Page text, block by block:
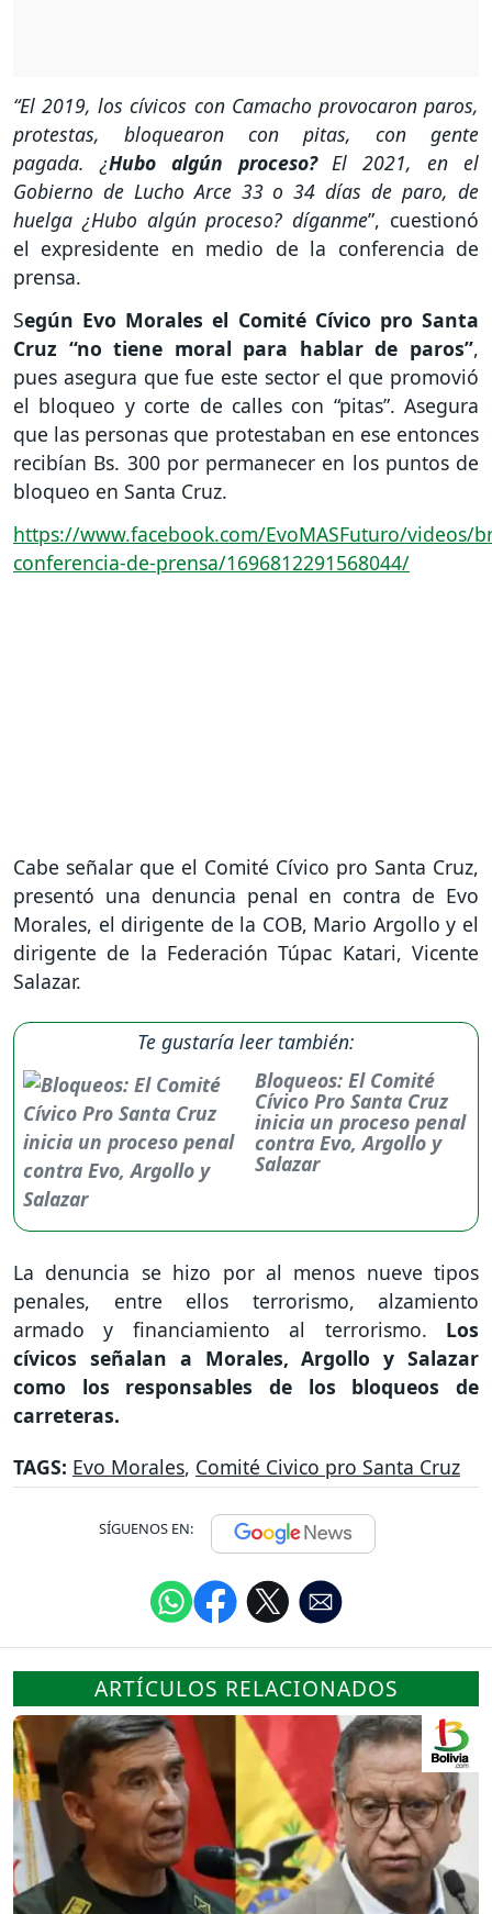
“El 2019, los cívicos con Camacho provocaron paros,
protestas, bloquearon con pitas, con gente
pagada. ¿Hubo algún proceso?El 2021, en el
Gobierno de Lucho Arce 33 o 34 días de paro, de
huelga ¿Hubo algún proceso? díganme”, cuestionó
el expresidente en medio de la conferencia de
prensa.
Según Evo Morales el Comité Cívico pro Santa
Cruz “no tiene moral para hablar de paros”,
pues asegura que fue este sector el que promovió
el bloqueo y corte de calles con “pitas”. Asegura
que las personas que protestaban en ese entonces
recibían Bs. 300 por permanecer en los puntos de
bloqueo en Santa Cruz.
https://www.facebook.com/EvoMASFuturo/videos/
conferencia-de-prensa/1696812291568044/
Cabe señalar que el Comité Cívico pro Santa Cruz,
presentó una denuncia penal en contra de Evo
Morales, el dirigente de la COB, Mario Argollo y el
dirigente de la Federación Túpac Katari, Vicente
Salazar.
Te gustaría leer también:
Bloqueos: El Comité
Cívico Pro Santa Cruz
inicia un proceso penal
contra Evo, Argollo y
Salazar
La denuncia se hizo por al menos nueve tipos
penales, entre ellos terrorismo, alzamiento
armado y financiamiento al terrorismo. Los
cívicos señalan a Morales, Argollo y Salazar
como los responsables de los bloqueos de
carreteras.
TAGS: Evo Morales, Comité Civico pro Santa Cruz
SÍGUENOS EN:
ARTÍCULOS RELACIONADOS